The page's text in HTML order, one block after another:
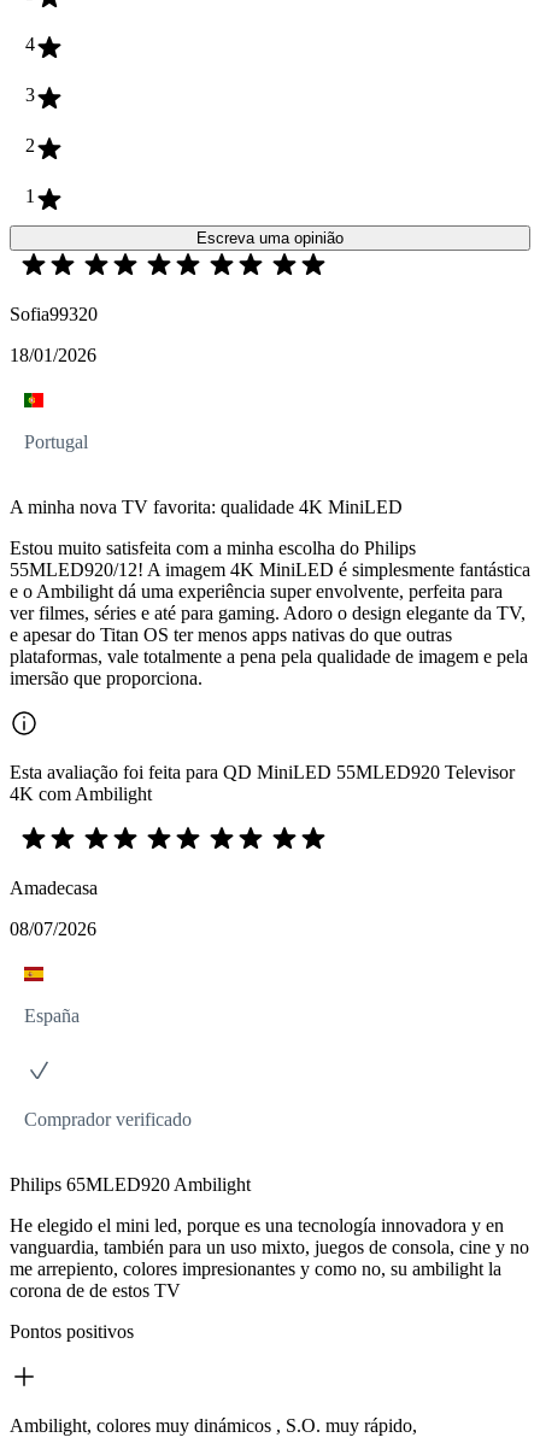
4
3
2
1
Escreva uma opinião
Sofia99320
18/01/2026
Portugal
A minha nova TV favorita: qualidade 4K MiniLED
Estou muito satisfeita com a minha escolha do Philips
55MLED920/12! A imagem 4K MiniLED é simplesmente fantástica
e o Ambilight dá uma experiência super envolvente, perfeita para
ver filmes, séries e até para gaming. Adoro o design elegante da TV,
e apesar do Titan OS ter menos apps nativas do que outras
plataformas, vale totalmente a pena pela qualidade de imagem e pela
imersão que proporciona.
Esta avaliação foi feita para QD MiniLED 55MLED920 Televisor
4K com Ambilight
Amadecasa
08/07/2026
España
Comprador verificado
Philips 65MLED920 Ambilight
He elegido el mini led, porque es una tecnología innovadora y en
vanguardia, también para un uso mixto, juegos de consola, cine y no
me arrepiento, colores impresionantes y como no, su ambilight la
corona de de estos TV
Pontos positivos
Ambilight, colores muy dinámicos , S.O. muy rápido,